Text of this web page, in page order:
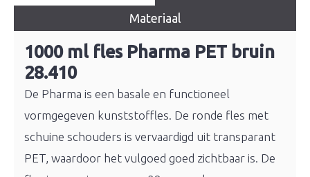
Materiaal
1000 ml fles Pharma PET bruin
28.410
De Pharma is een basale en functioneel
vormgegeven kunststoffles. De ronde fles met
schuine schouders is vervaardigd uit transparant
PET, waardoor het vulgoed goed zichtbaar is. De